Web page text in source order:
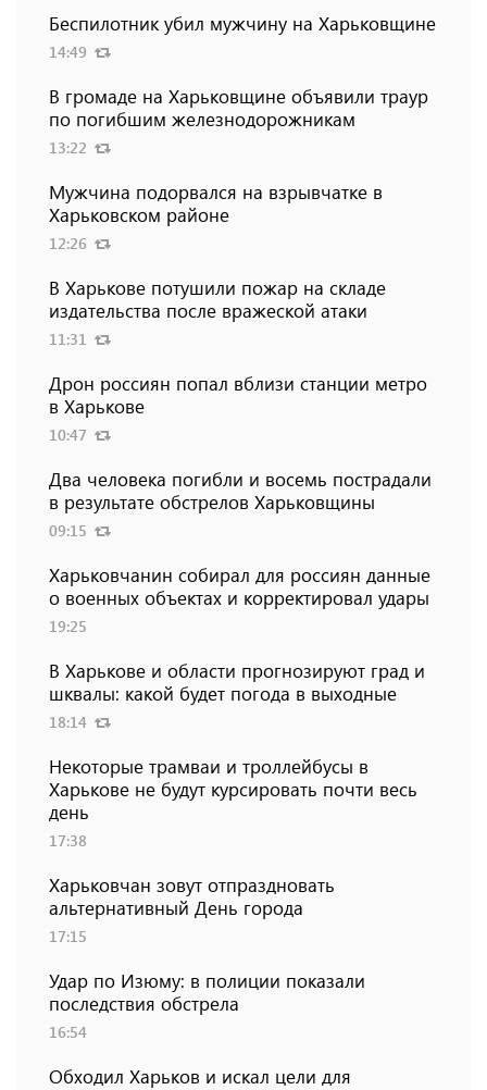
Беспилотник убил мужчину на Харьковщине
14:49
В громаде на Харьковщине объявили траур
по погибшим железнодорожникам
13:22
Мужчина подорвался на взрывчатке в
Харьковском районе
12:26
В Харькове потушили пожар на складе
издательства после вражеской атаки
11:31
Дрон россиян попал вблизи станции метро
в Харькове
10:47
Два человека погибли и восемь пострадали
в результате обстрелов Харьковщины
09:15
Харьковчанин собирал для россиян данные
о военных объектах и ​​корректировал удары
19:25
В Харькове и области прогнозируют град и
шквалы: какой будет погода в выходные
18:14
Некоторые трамваи и троллейбусы в
Харькове не будут курсировать почти весь
день
17:38
Харьковчан зовут отпраздновать
альтернативный День города
17:15
Удар по Изюму: в полиции показали
последствия обстрела
16:54
Обходил Харьков и искал цели для